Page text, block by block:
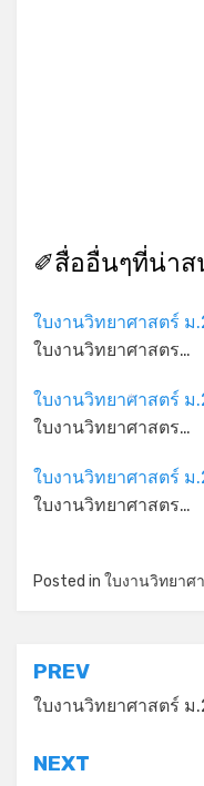
✐สื่ออื่นๆที่น่าส
ใบงานวิทยาศาสตร์ ม
ใบงานวิทยาศาสตร…
ใบงานวิทยาศาสตร์ ม
ใบงานวิทยาศาสตร…
ใบงานวิทยาศาสตร์ ม
ใบงานวิทยาศาสตร…
Posted in ใบงานวิทยาศ
แนะแนว
เรื่อง
PREV
ใบงานวิทยาศาสตร์ ม
NEXT
*